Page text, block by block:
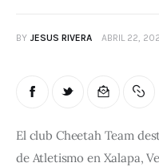
BY JESUS RIVERA ABRIL 22,
El club Cheetah Team
de Atletismo en Xalapa,